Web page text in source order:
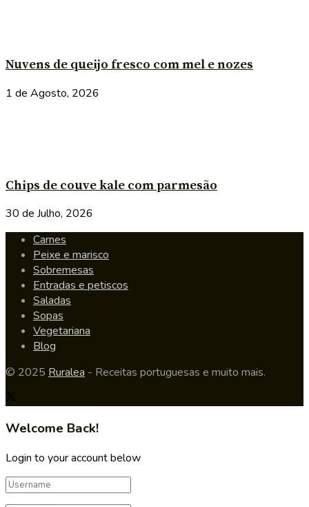
Nuvens de queijo fresco com mel e nozes
1 de Agosto, 2026
Chips de couve kale com parmesão
30 de Julho, 2026
Carnes
Peixe e marisco
Sobremesas
Entradas e petiscos
Saladas
Sopas
Vegetariana
Blog
© 2025 Ruralea - Receitas portuguesas e muito mais.
Welcome Back!
Login to your account below